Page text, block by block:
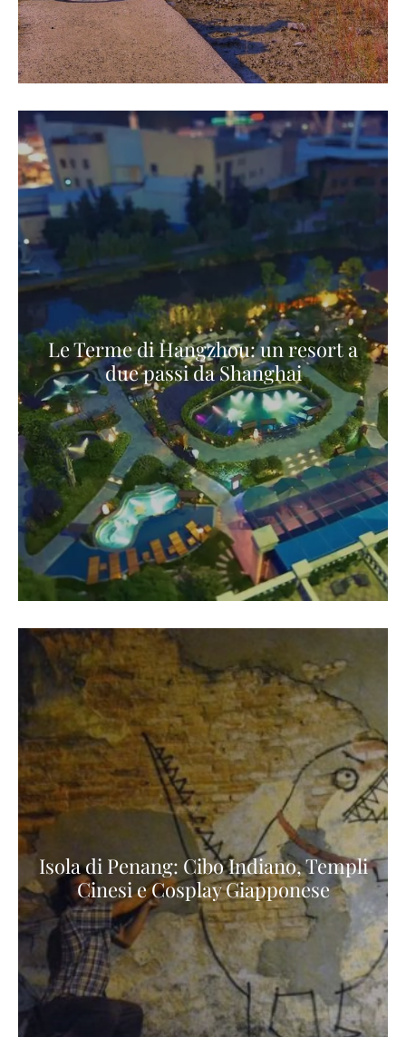
Le Terme di Hangzhou: un resort a
due passi da Shanghai
Isola di Penang: Cibo Indiano, Templi
Cinesi e Cosplay Giapponese